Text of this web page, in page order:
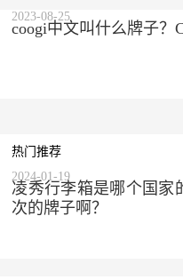
coogi中文叫什么牌子？
2023-08-25
热门推荐
凌秀行李箱是哪个国家
次的牌子啊？
2024-01-19